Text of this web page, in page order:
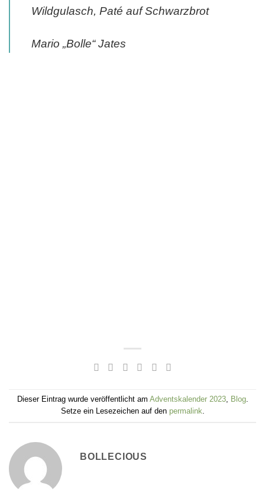
Wildgulasch, Paté auf Schwarzbrot
Mario „Bolle“ Jates
Dieser Eintrag wurde veröffentlicht am Adventskalender 2023, Blog.
Setze ein Lesezeichen auf den permalink
BOLLECIOUS